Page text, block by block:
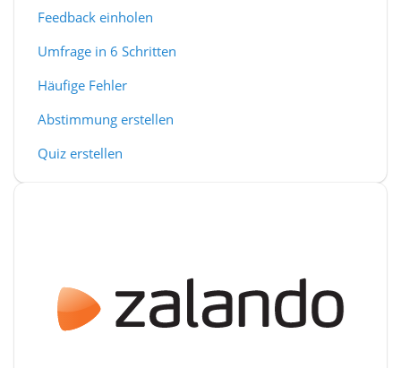
Feedback einholen
Umfrage in 6 Schritten
Häufige Fehler
Abstimmung erstellen
Quiz erstellen